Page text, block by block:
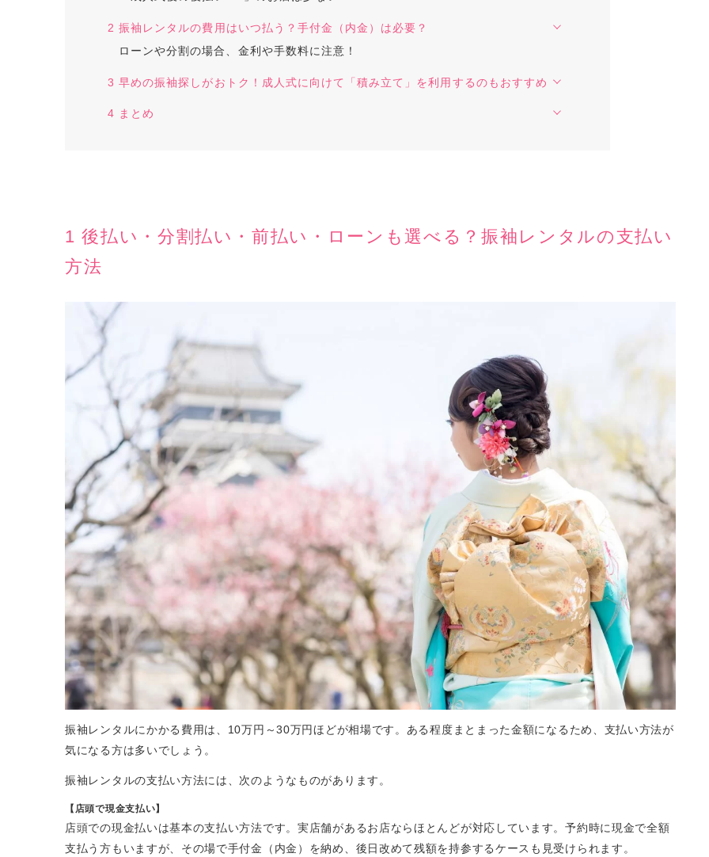
2 振袖レンタルの費用はいつ払う？手付金（内金）は必要？
ローンや分割の場合、金利や手数料に注意！
3 早めの振袖探しがおトク！成人式に向けて「積み立て」を利用するのもおすすめ
4 まとめ
1 後払い・分割払い・前払い・ローンも選べる？振袖レンタルの支払い
方法
振袖レンタルにかかる費用は、10万円～30万円ほどが相場です。ある程度まとまった金額になるため、支払い方法が
気になる方は多いでしょう。
振袖レンタルの支払い方法には、次のようなものがあります。
【店頭で現金支払い】
店頭での現金払いは基本の支払い方法です。実店舗があるお店ならほとんどが対応しています。予約時に現金で全額
支払う方もいますが、その場で手付金（内金）を納め、後日改めて残額を持参するケースも見受けられます。